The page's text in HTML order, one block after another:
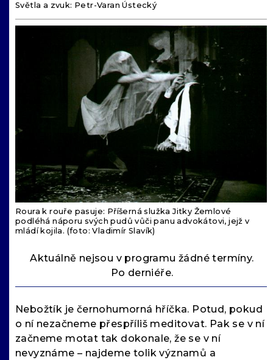
Světla a zvuk: Petr-Varan Ústecký
Roura k rouře pasuje: Příšerná služka Jitky Žemlové
podléhá náporu svých pudů vůči panu advokátovi, jejž v
mládí kojila. (foto: Vladimír Slavík)
Aktuálně nejsou v programu žádné termíny.
Po derniéře.
Nebožtík je černohumorná hříčka. Potud, pokud
o ní nezačneme přespříliš meditovat. Pak se v ní
začneme motat tak dokonale, že se v ní
nevyznáme – najdeme tolik významů a